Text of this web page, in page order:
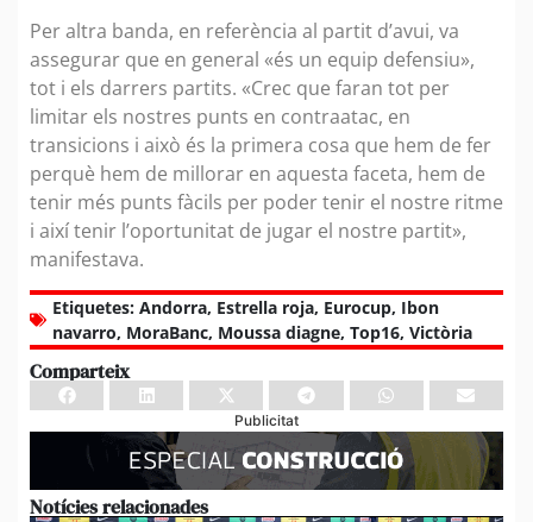
Per altra banda, en referència al partit d’avui, va
assegurar que en general «és un equip defensiu»,
tot i els darrers partits. «Crec que faran tot per
limitar els nostres punts en contraatac, en
transicions i això és la primera cosa que hem de fer
perquè hem de millorar en aquesta faceta, hem de
tenir més punts fàcils per poder tenir el nostre ritme
i així tenir l’oportunitat de jugar el nostre partit»,
manifestava.
Etiquetes: Andorra, Estrella roja, Eurocup, Ibon
navarro, MoraBanc, Moussa diagne, Top16, Victòria
Comparteix
Publicitat
Notícies relacionades